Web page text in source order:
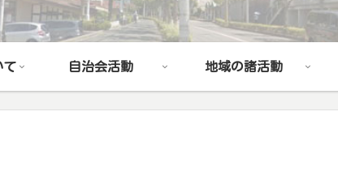
て 自治会活動 地域の諸活動